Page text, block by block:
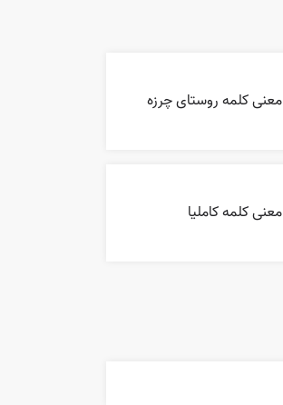
معنی کلمه روستای چرزه
معنی کلمه کاملیا